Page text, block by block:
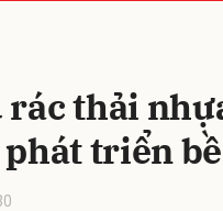
thải
triển